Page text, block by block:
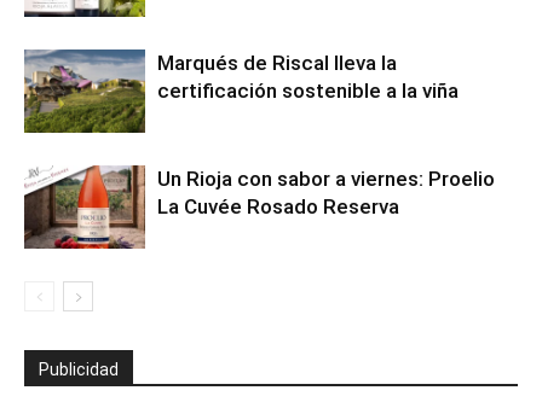
Marqués de Riscal lleva la
certificación sostenible a la viña
Un Rioja con sabor a viernes: Proelio
La Cuvée Rosado Reserva
Publicidad